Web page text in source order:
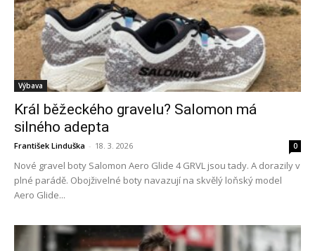
Výbava
Král běžeckého gravelu? Salomon má
silného adepta
František Linduška - 18. 3. 2026 0
Nové gravel boty Salomon Aero Glide 4 GRVL jsou tady. A dorazily v
plné parádě. Obojživelné boty navazují na skvělý loňský model
Aero Glide...